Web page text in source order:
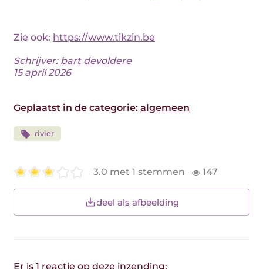
Zie ook: https://www.tikzin.be
Schrijver: bart devoldere
15 april 2026
Geplaatst in de categorie: algemeen
rivier
3.0 met 1 stemmen 147
deel als afbeelding
Er is 1 reactie op deze inzending: